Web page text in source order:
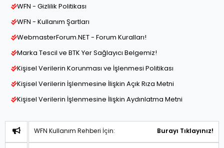
WFN - Gizlilik Politikası
WFN - Kullanım Şartları
WebmasterForum.NET - Forum Kuralları!
Marka Tescil ve BTK Yer Sağlayıcı Belgemiz!
Kişisel Verilerin Korunması ve İşlenmesi Politikası
Kişisel Verilerin İşlenmesine İlişkin Açık Rıza Metni
Kişisel Verilerin İşlenmesine İlişkin Aydınlatma Metni
WFN Kullanım Rehberi İçin: Burayı Tıklayınız!